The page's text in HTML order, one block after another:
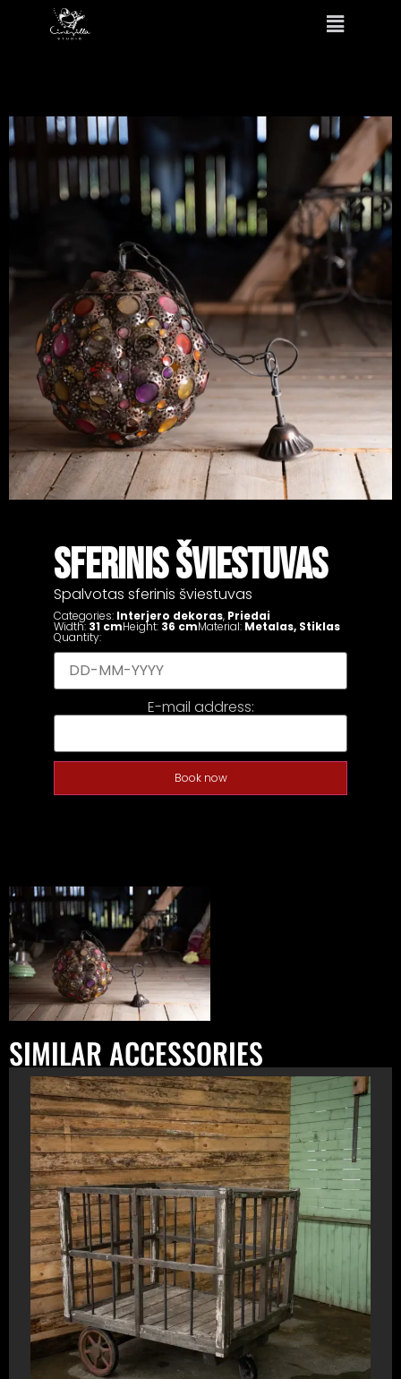
SFERINIS ŠVIESTUVAS
Spalvotas sferinis šviestuvas
Categories: Interjero dekoras, Priedai
Width: 31 cmHeight: 36 cmMaterial: Metalas, Stiklas
Quantity:
E-mail address:
Book now
SIMILAR ACCESSORIES